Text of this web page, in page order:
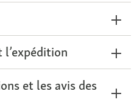
et les avis des